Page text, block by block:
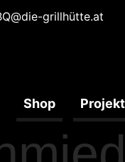
grillhütte.at
Shop